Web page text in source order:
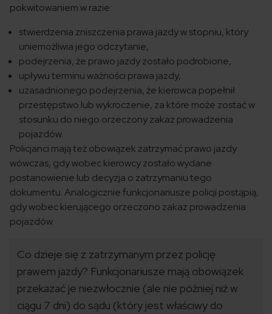
pokwitowaniem w razie:
stwierdzenia zniszczenia prawa jazdy w stopniu, który
uniemożliwia jego odczytanie,
podejrzenia, że prawo jazdy zostało podrobione,
upływu terminu ważności prawa jazdy,
uzasadnionego podejrzenia, że kierowca popełnił
przestępstwo lub wykroczenie, za które może zostać w
stosunku do niego orzeczony zakaz prowadzenia
pojazdów.
Policjanci mają też obowiązek zatrzymać prawo jazdy
wówczas, gdy wobec kierowcy zostało wydane
postanowienie lub decyzja o zatrzymaniu tego
dokumentu. Analogicznie funkcjonariusze policji postąpią,
gdy wobec kierującego orzeczono zakaz prowadzenia
pojazdów.
Co dzieje się z zatrzymanym przez policję
prawem jazdy? Funkcjonariusze mają obowiązek
przekazać je niezwłocznie (ale nie później niż w
ciągu 7 dni) do sądu (który jest właściwy do